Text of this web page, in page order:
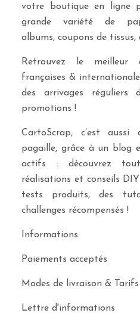
votre boutique en ligne
grande variété de
albums, coupons de tissus,
Retrouvez le meilleur
françaises &
des arrivages réguliers
promotions !
CartoScrap, c’est aussi
pagaille, grâce à un blog
actifs : découvrez
réalisations et conseils
tests produits, des
challenges récompensés !
Informations
Paiements acceptés
Modes de livraison & Tarifs
Lettre d'informations